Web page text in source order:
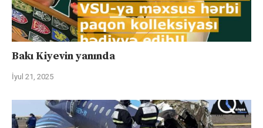
Bakı Kiyevin yanında
İyul 21, 2025